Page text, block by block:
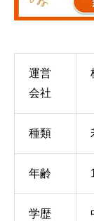
運営
会社
種類
年齢
学歴